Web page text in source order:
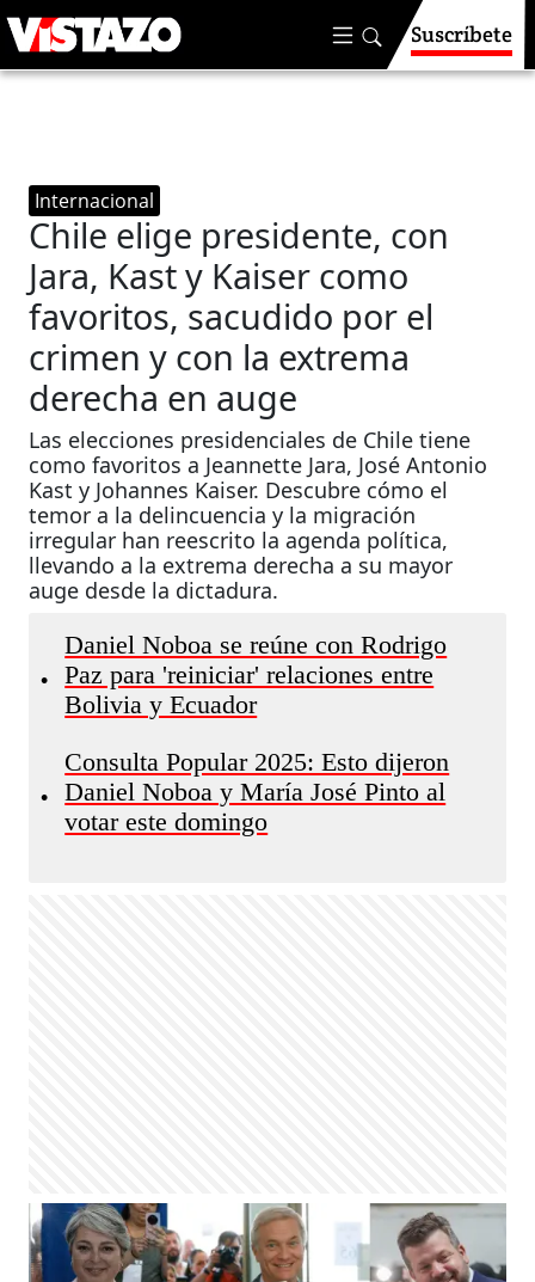
Suscríbete
Internacional
Chile elige presidente, con
Jara, Kast y Kaiser como
favoritos, sacudido por el
crimen y con la extrema
derecha en auge
Las elecciones presidenciales de Chile tiene
como favoritos a Jeannette Jara, José Antonio
Kast y Johannes Kaiser. Descubre cómo el
temor a la delincuencia y la migración
irregular han reescrito la agenda política,
llevando a la extrema derecha a su mayor
auge desde la dictadura.
•
Daniel Noboa se reúne con Rodrigo
Paz para 'reiniciar' relaciones entre
Bolivia y Ecuador
•
Consulta Popular 2025: Esto dijeron
Daniel Noboa y María José Pinto al
votar este domingo